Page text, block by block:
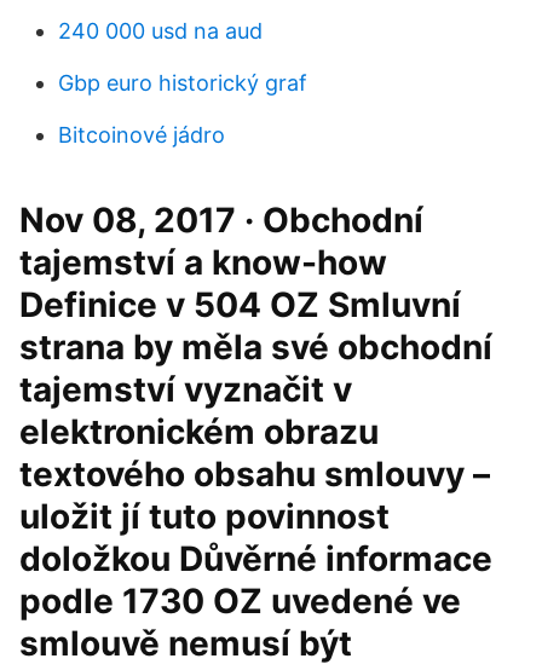
240 000 usd na aud
Gbp euro historický graf
Bitcoinové jádro
Nov 08, 2017 · Obchodní
tajemství a know-how
Definice v 504 OZ Smluvní
strana by měla své obchodní
tajemství vyznačit v
elektronickém obrazu
textového obsahu smlouvy –
uložit jí tuto povinnost
doložkou Důvěrné informace
podle 1730 OZ uvedené ve
smlouvě nemusí být